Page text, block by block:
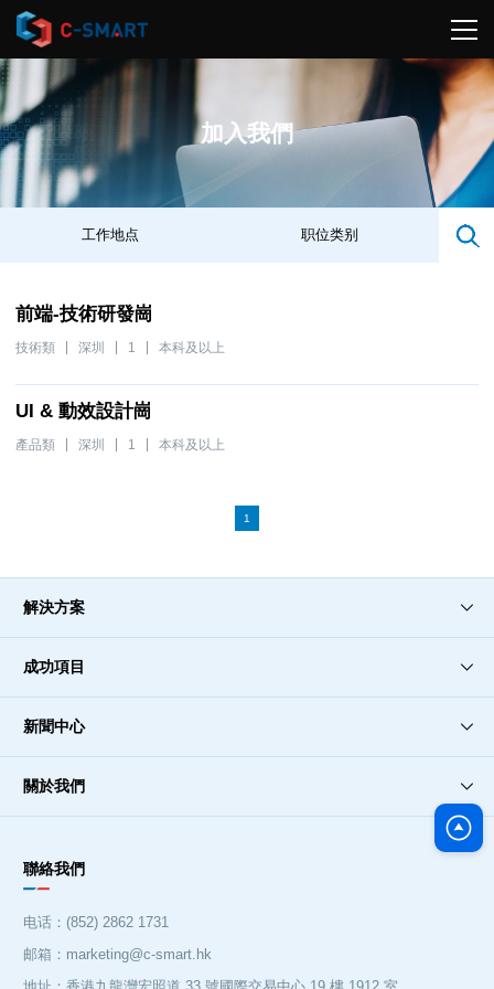
加入我們
前端-技術研發崗
技術類 深圳 1 本科及以上
UI & 動效設計崗
產品類 深圳 1 本科及以上
1
解決方案
成功項目
新聞中心
關於我們
聯絡我們
电话：(852) 2862 1731
邮箱：marketing@c-smart.hk